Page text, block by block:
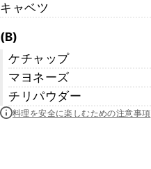
キャベツ
(B)
ケチャップ
マヨネーズ
チリパウダー
料理を安全に楽しむための注意事項